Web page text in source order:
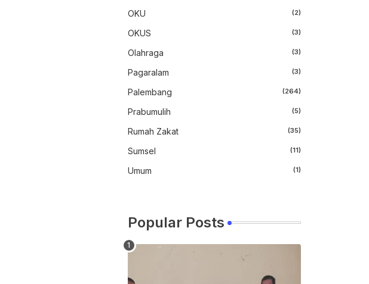
OKU (2)
OKUS (3)
Olahraga (3)
Pagaralam (3)
Palembang (264)
Prabumulih (5)
Rumah Zakat (35)
Sumsel (11)
Umum (1)
Popular Posts